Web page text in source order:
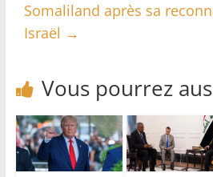
Somaliland après sa
Israël →
Vous pourrez